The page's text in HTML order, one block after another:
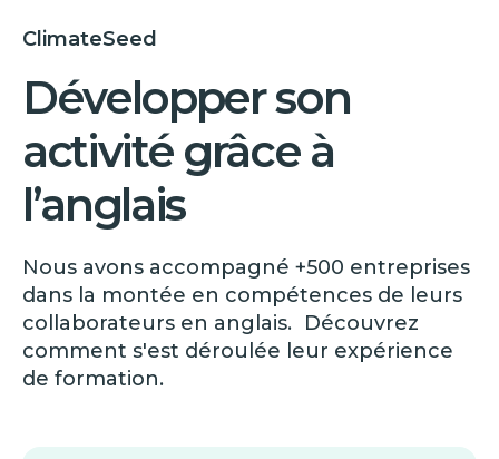
ClimateSeed
Développer son
activité grâce à
l’anglais
Nous avons accompagné +500 entreprises
dans la montée en compétences de leurs
collaborateurs en anglais. Découvrez
comment s'est déroulée leur expérience
de formation.